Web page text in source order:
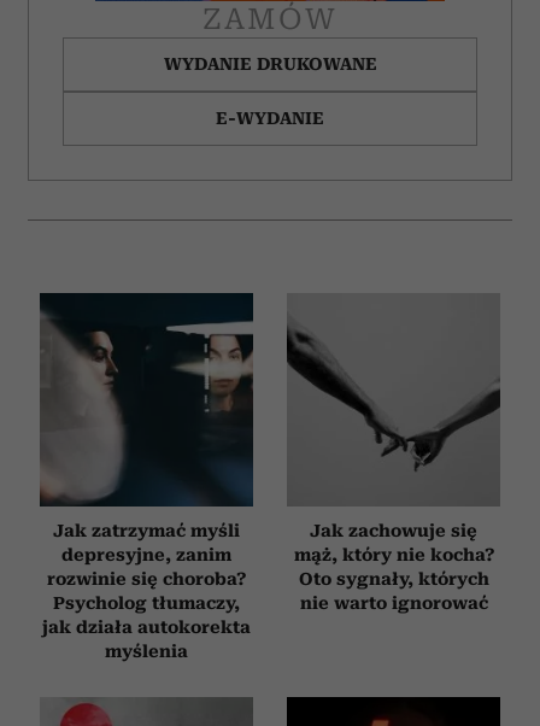
ZAMÓW
WYDANIE DRUKOWANE
E-WYDANIE
Jak zatrzymać myśli
depresyjne, zanim
rozwinie się choroba?
Psycholog tłumaczy,
jak działa autokorekta
myślenia
Jak zachowuje się
mąż, który nie kocha?
Oto sygnały, których
nie warto ignorować